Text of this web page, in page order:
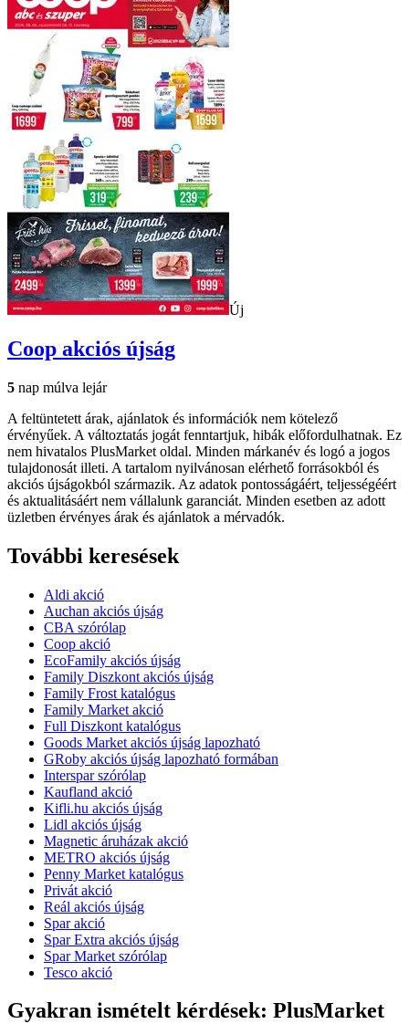
Új
Coop akciós újság
5 nap múlva lejár
A feltüntetett árak, ajánlatok és információk nem kötelező
érvényűek. A változtatás jogát fenntartjuk, hibák előfordulhatnak. Ez
nem hivatalos PlusMarket oldal. Minden márkanév és logó a jogos
tulajdonosát illeti. A tartalom nyilvánosan elérhető forrásokból és
akciós újságokból származik. Az adatok pontosságáért, teljességéért
és aktualitásáért nem vállalunk garanciát. Minden esetben az adott
üzletben érvényes árak és ajánlatok a mérvadók.
További keresések
Aldi akció
Auchan akciós újság
CBA szórólap
Coop akció
EcoFamily akciós újság
Family Diszkont akciós újság
Family Frost katalógus
Family Market akció
Full Diszkont katalógus
Goods Market akciós újság lapozható
GRoby akciós újság lapozható formában
Interspar szórólap
Kaufland akció
Kifli.hu akciós újság
Lidl akciós újság
Magnetic áruházak akció
METRO akciós újság
Penny Market katalógus
Privát akció
Reál akciós újság
Spar akció
Spar Extra akciós újság
Spar Market szórólap
Tesco akció
Gyakran ismételt kérdések: PlusMarket